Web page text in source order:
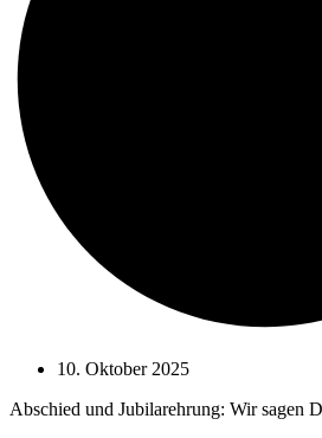
10. Oktober 2025
Abschied und Jubilarehrung: Wir sagen